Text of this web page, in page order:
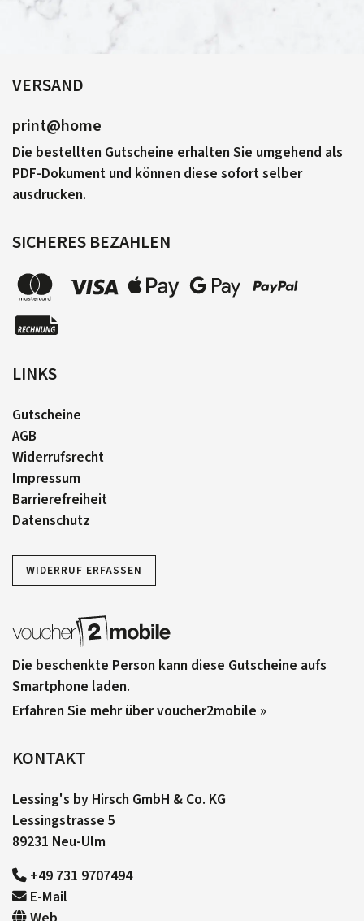
VERSAND
print@home
Die bestellten Gutscheine erhalten Sie umgehend als
PDF-Dokument und können diese sofort selber
ausdrucken.
SICHERES BEZAHLEN
LINKS
Gutscheine
AGB
Widerrufsrecht
Impressum
Barrierefreiheit
Datenschutz
WIDERRUF ERFASSEN
Die beschenkte Person kann diese Gutscheine aufs
Smartphone laden.
Erfahren Sie mehr über voucher2mobile »
KONTAKT
Lessing's by Hirsch GmbH & Co. KG
Lessingstrasse 5
89231 Neu-Ulm
+49 731 9707494
E-Mail